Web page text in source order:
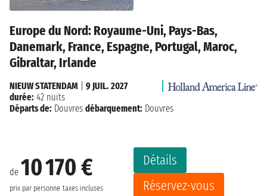
Europe du Nord: Royaume-Uni, Pays-Bas,
Danemark, France, Espagne, Portugal, Maroc,
Gibraltar, Irlande
de 10 170 €
prix par personne taxes incluses
Détails
Réservez-vous
NIEUW STATENDAM
9 JUIL. 2027
durée: 42 nuits
Départs de: Douvres débarquement: Douvres